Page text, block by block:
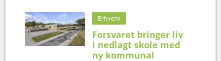
Erhverv
Forsvaret bringer liv
i nedlagt skole med
ny kommunal